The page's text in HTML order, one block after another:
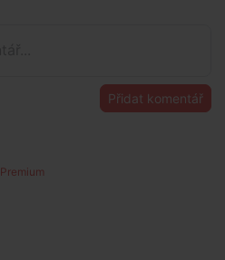
Přidat komentář
Premium